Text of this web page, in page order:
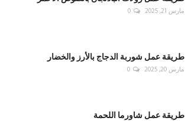
مارس 21, 2025 0
طريقة عمل شوربة الدجاج بالأرز والخضار
مارس 20, 2025 0
طريقة عمل شاورما اللحمة